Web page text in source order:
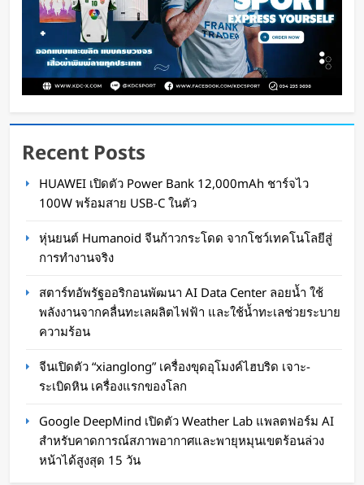
Tesla แง้มเตรียมใส่ Starlink V5 ใน Cybercab ดัน
อ่อนไร้สัญญาณ
Recent Posts
HUAWEI เปิดตัว Power Bank 12,000mAh ชาร์จไว
100W พร้อมสาย USB-C ในตัว
หุ่นยนต์ Humanoid จีนก้าวกระโดด จากโชว์เทคโนโลยีสู่
การทำงานจริง
สตาร์ทอัพรัฐออริกอนพัฒนา AI Data Center ลอยน้ำ ใช้
พลังงานจากคลื่นทะเลผลิตไฟฟ้า และใช้น้ำทะเลช่วยระบาย
ความร้อน
จีนเปิดตัว “xianglong” เครื่องขุดอุโมงค์ไฮบริด เจาะ-
ระเบิดหิน เครื่องแรกของโลก
Google DeepMind เปิดตัว Weather Lab แพลตฟอร์ม AI
สำหรับคาดการณ์สภาพอากาศและพายุหมุนเขตร้อนล่วง
หน้าได้สูงสุด 15 วัน